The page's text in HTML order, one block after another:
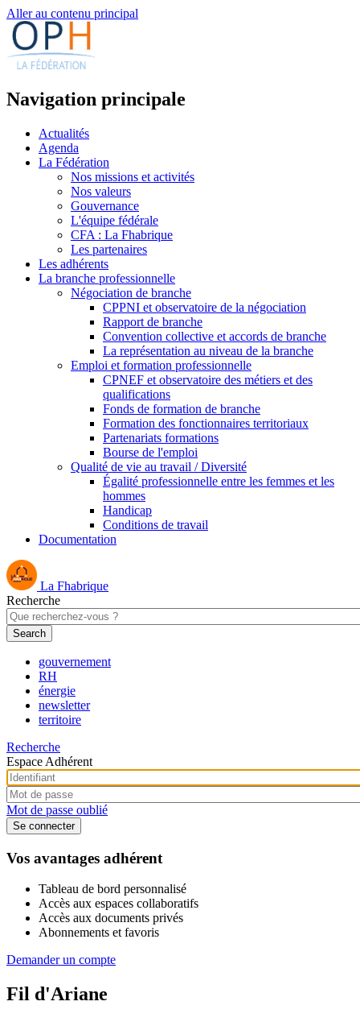
Aller au contenu principal
Navigation principale
Actualités
Agenda
La Fédération
Nos missions et activités
Nos valeurs
Gouvernance
L'équipe fédérale
CFA : La Fhabrique
Les partenaires
Les adhérents
La branche professionnelle
Négociation de branche
CPPNI et observatoire de la négociation
Rapport de branche
Convention collective et accords de branche
La représentation au niveau de la branche
Emploi et formation professionnelle
CPNEF et observatoire des métiers et des
qualifications
Fonds de formation de branche
Formation des fonctionnaires territoriaux
Partenariats formations
Bourse de l'emploi
Qualité de vie au travail / Diversité
Égalité professionnelle entre les femmes et les
hommes
Handicap
Conditions de travail
Documentation
La Fhabrique
Recherche
gouvernement
RH
énergie
newsletter
territoire
Recherche
Espace Adhérent
Mot de passe oublié
Vos avantages adhérent
Tableau de bord personnalisé
Accès aux espaces collaboratifs
Accès aux documents privés
Abonnements et favoris
Demander un compte
Fil d'Ariane